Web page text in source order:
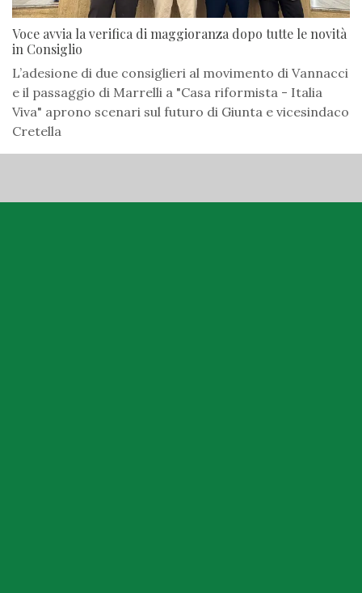
Voce avvia la verifica di maggioranza dopo tutte le novità
in Consiglio
L’adesione di due consiglieri al movimento di Vannacci
e il passaggio di Marrelli a "Casa riformista - Italia
Viva" aprono scenari sul futuro di Giunta e vicesindaco
Cretella